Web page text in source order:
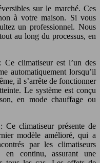
sur le marché. Ces
à votre maison. Si vous
un professionnel. Nous
au long du processus, en
Ce climatiseur est l’un des
automatiquement lorsqu’il
il s’arrête de fonctionner
Le système est conçu
en mode chauffage ou
Ce climatiseur présente de
modèle amélioré, qui a
par les climatiseurs
en continu, assurant une